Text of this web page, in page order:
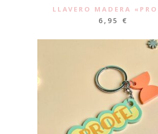
LLAVERO MADERA
6,95 €